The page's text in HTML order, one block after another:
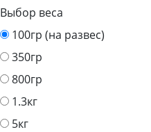
Выбор веса
100гр (на развес)
350гр
800гр
1.3кг
5кг